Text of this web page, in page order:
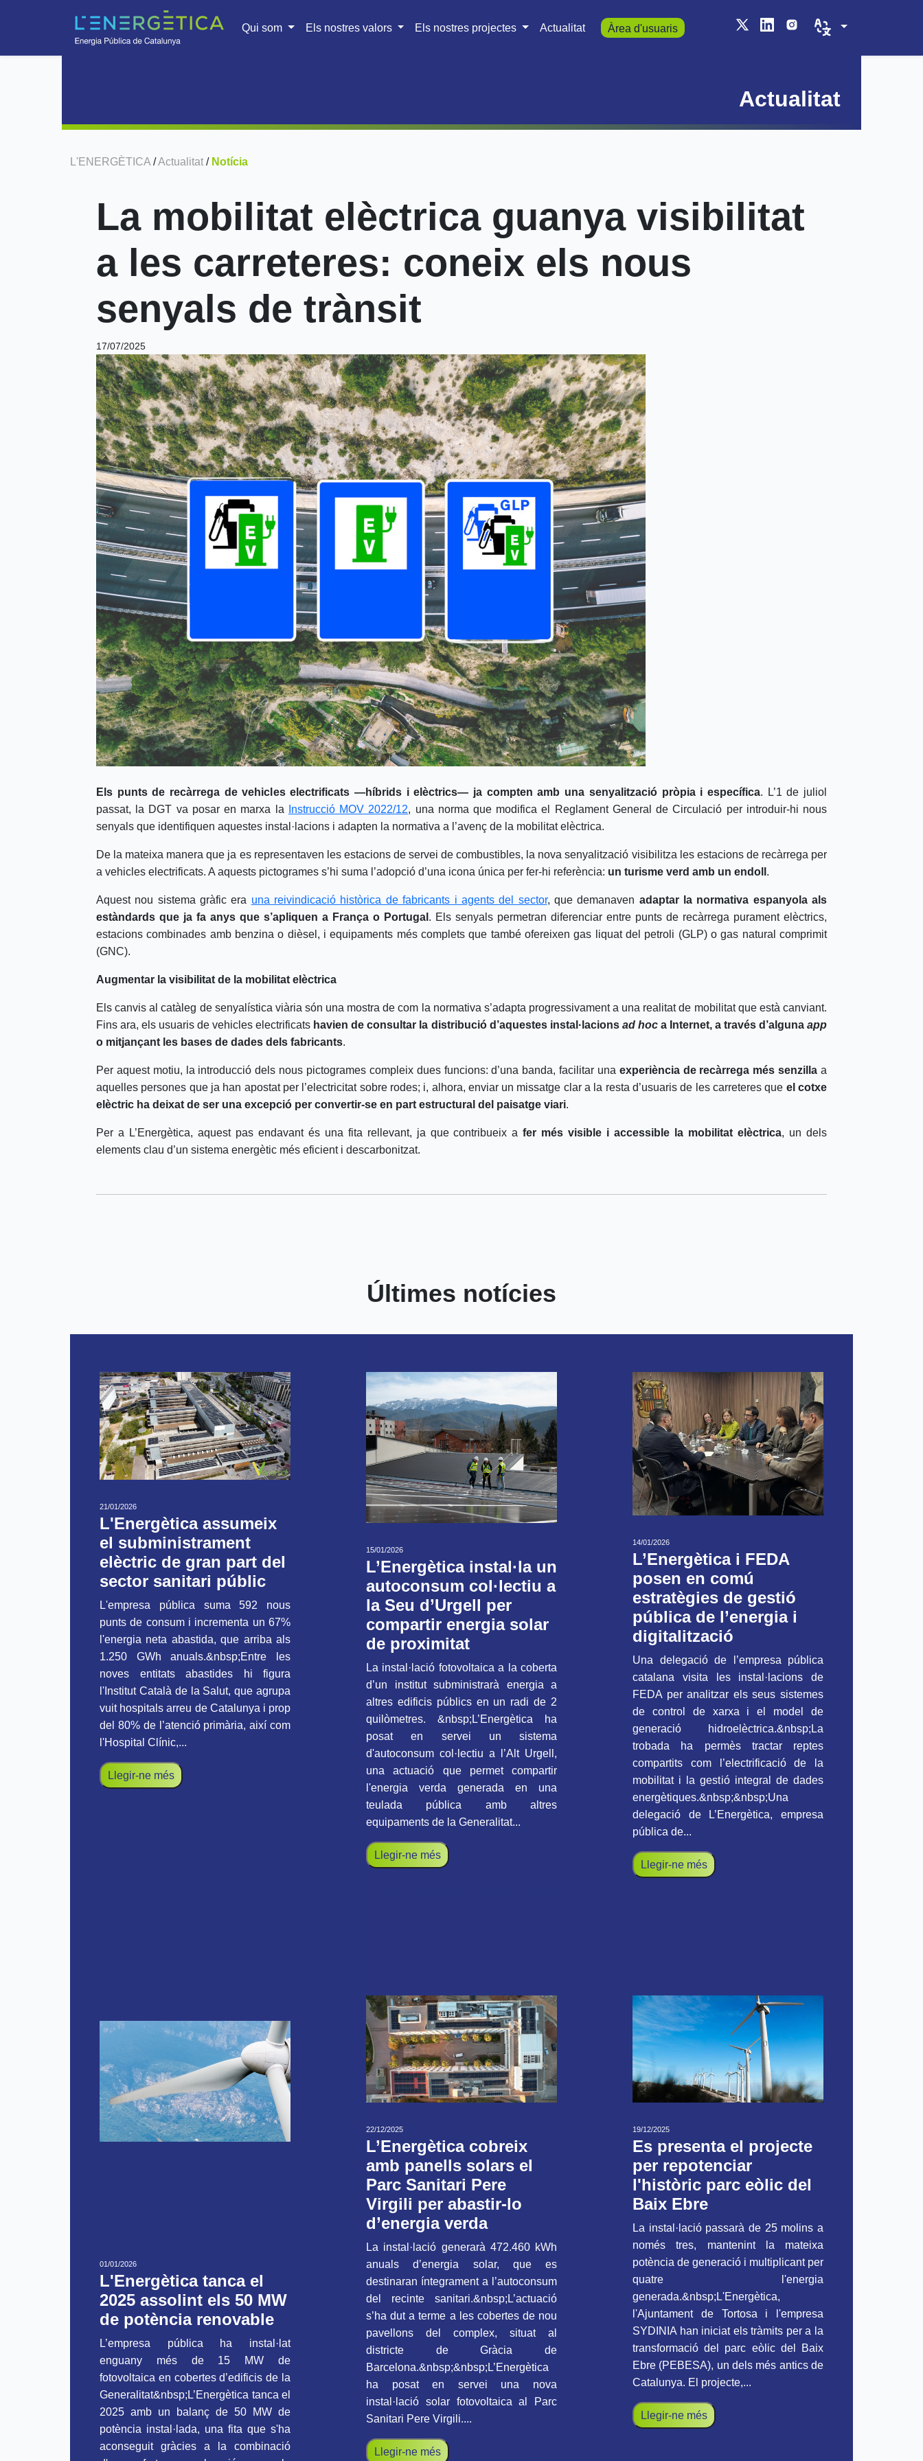
Qui som Els nostres valors Els nostres projectes Actualitat Àrea d'usuaris
Actualitat
L'ENERGÈTICA /Actualitat / Notícia
La mobilitat elèctrica guanya visibilitat
a les carreteres: coneix els nous
senyals de trànsit
17/07/2025
Els punts de recàrrega de vehicles electrificats —híbrids i elèctrics— ja compten amb una senyalització pròpia i específica. L’1 de juliol
passat, la DGT va posar en marxa la
Instrucció MOV 2022/12, una norma que modifica el Reglament General de Circulació per introduir-hi nous
senyals que identifiquen aquestes instal·lacions i adapten la normativa a l’avenç de la mobilitat elèctrica.
De la mateixa manera que ja es representaven les estacions de servei de combustibles, la nova senyalització visibilitza les estacions de recàrrega per
a vehicles electrificats. A aquests pictogrames s’hi suma l’adopció d’una icona única per fer-hi referència: un turisme verd amb un endoll .
Aquest nou sistema gràfic era una reivindicació històrica de fabricants i agents del sector, que demanaven adaptar la normativa espanyola als
estàndards que ja fa anys que s’apliquen a França o Portugal . Els senyals permetran diferenciar entre punts de recàrrega purament elèctrics,
estacions combinades amb benzina o dièsel, i equipaments més complets que també ofereixen gas liquat del petroli (GLP) o gas natural comprimit
(GNC).
Augmentar la visibilitat de la mobilitat elèctrica
Els canvis al catàleg de senyalística viària són una mostra de com la normativa s’adapta progressivament a una realitat de mobilitat que està canviant.
Fins ara, els usuaris de vehicles electrificats havien de consultar la distribució d’aquestes instal·lacions ad hoca Internet, a través d’algunaapp
o mitjançant les bases de dades dels fabricants.
Per aquest motiu, la introducció dels nous pictogrames compleix dues funcions: d’una banda, facilitar una experiència de recàrrega més senzilla a
aquelles persones que ja han apostat per l’electricitat sobre rodes; i, alhora, enviar un missatge clar a la resta d’usuaris de les carreteres que el cotxe
elèctric ha deixat de ser una excepció per convertir-se en part estructural del paisatge viari.
Per a L’Energètica, aquest pas endavant és una fita rellevant, ja que contribueix afer més visible i accessible la mobilitat elèctrica, un dels
elements clau d’un sistema energètic més eficient i descarbonitzat.
Últimes notícies
21/01/2026
L'Energètica assumeix
el subministrament
elèctric de gran part del
sector sanitari públic
L'empresa pública suma 592 nous
punts de consum i incrementa un 67%
l'energia neta abastida, que arriba als
1.250 GWh anuals.&nbsp;Entre les
noves entitats abastides hi figura
l'Institut Català de la Salut, que agrupa
vuit hospitals arreu de Catalunya i prop
del 80% de l’atenció primària, així com
l'Hospital Clínic,...
Llegir-ne més
15/01/2026
L’Energètica instal·la un
autoconsum col·lectiu a
la Seu d’Urgell per
compartir energia solar
de proximitat
La instal·lació fotovoltaica a la coberta
d’un institut subministrarà energia a
altres edificis públics en un radi de 2
quilòmetres. &nbsp;L’Energètica ha
posat en servei un sistema
d'autoconsum col·lectiu a l’Alt Urgell,
una actuació que permet compartir
l'energia verda generada en una
teulada pública amb altres
equipaments de la Generalitat...
Llegir-ne més
14/01/2026
L’Energètica i FEDA
posen en comú
estratègies de gestió
pública de l’energia i
digitalització
Una delegació de l’empresa pública
catalana visita les instal·lacions de
FEDA per analitzar els seus sistemes
de control de xarxa i el model de
generació hidroelèctrica.&nbsp;La
trobada ha permès tractar reptes
compartits com l’electrificació de la
mobilitat i la gestió integral de dades
energètiques.&nbsp;&nbsp;Una
delegació de L’Energètica, empresa
pública de...
Llegir-ne més
01/01/2026
L'Energètica tanca el
2025 assolint els 50 MW
de potència renovable
L’empresa pública ha instal·lat
enguany més de 15 MW de
fotovoltaica en cobertes d’edificis de la
Generalitat&nbsp;L’Energètica tanca el
2025 amb un balanç de 50 MW de
potència instal·lada, una fita que s'ha
aconseguit gràcies a la combinació
22/12/2025
L’Energètica cobreix
amb panells solars el
Parc Sanitari Pere
Virgili per abastir-lo
d’energia verda
La instal·lació generarà 472.460 kWh
anuals d’energia solar, que es
destinaran íntegrament a l’autoconsum
del recinte sanitari.&nbsp;L’actuació
s’ha dut a terme a les cobertes de nou
pavellons del complex, situat al
districte de Gràcia de
Barcelona.&nbsp;&nbsp;L’Energètica
ha posat en servei una nova
instal·lació solar fotovoltaica al Parc
Sanitari Pere Virgili....
Llegir-ne més
19/12/2025
Es presenta el projecte
per repotenciar
l'històric parc eòlic del
Baix Ebre
La instal·lació passarà de 25 molins a
només tres, mantenint la mateixa
potència de generació i multiplicant per
quatre l'energia
generada.&nbsp;L'Energètica,
l'Ajuntament de Tortosa i l'empresa
SYDINIA han iniciat els tràmits per a la
transformació del parc eòlic del Baix
Ebre (PEBESA), un dels més antics de
Catalunya. El projecte,...
Llegir-ne més